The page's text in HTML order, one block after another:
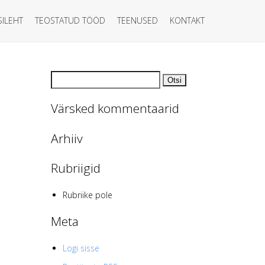
TEOSTATUD TÖÖD TEENUSED KONTAKT
Värsked kommentaarid
Arhiiv
Rubriigid
Rubriike pole
Meta
Logi sisse